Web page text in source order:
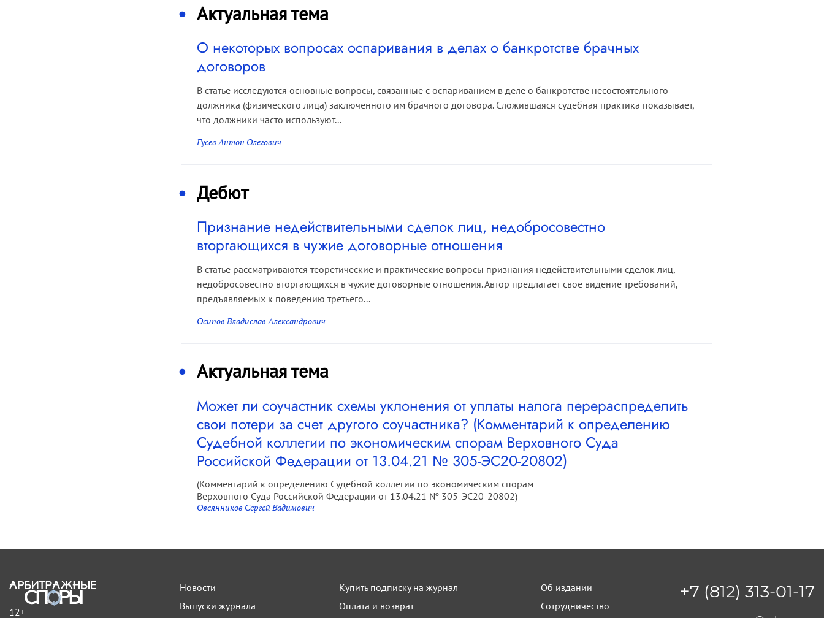
Актуальная тема
О некоторых вопросах оспаривания в делах о банкротстве брачных
договоров
В статье исследуются основные вопросы, связанные с оспариванием в деле о банкротстве несостоятельного
должника (физического лица) заключенного им брачного договора. Сложившаяся судебная практика показывает,
что должники часто используют...
Гусев Антон Олегович
Дебют
Признание недействительными сделок лиц, недобросовестно
вторгающихся в чужие договорные отношения
В статье рассматриваются теоретические и практические вопросы признания недействительными сделок лиц,
недобросовестно вторгающихся в чужие договорные отношения. Автор предлагает свое видение требований,
предъявляемых к поведению третьего...
Осипов Владислав Александрович
Актуальная тема
Может ли соучастник схемы уклонения от уплаты налога перераспределить
свои потери за счет другого соучастника? (Комментарий к определению
Судебной коллегии по экономическим спорам Верховного Суда
Российской Федерации от 13.04.21 № 305-ЭС20-20802)
(Комментарий к определению Судебной коллегии по экономическим спорам
Верховного Суда Российской Федерации от 13.04.21 № 305-ЭС20-20802)
Овсянников Сергей Вадимович
12+
Новости
Выпуски журнала
Купить подписку на журнал
Оплата и возврат
Об издании
Сотрудничество
+7 (812) 313-01-17